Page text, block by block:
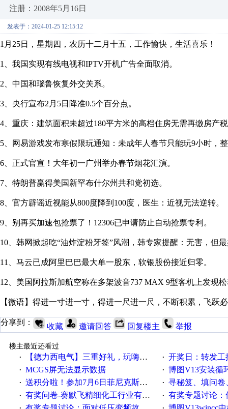
注册：2008年5月16日
发表于：2024-01-25 12:15:12
1月25日，星期四，农历十二月十五，工作愉快，生活喜乐！
1、我国实现有线电视和IPTV开机广告全面取消。
2、中国和瑙鲁恢复外交关系。
3、央行宣布2月5日降准0.5个百分点。
4、重庆：建筑面积未超过180平方米的高档住房无需再缴房产
5、网易游戏发布寒假限玩通知：未成年人春节只能玩9小时，
6、正式官宣！大年初一广州举办春节烟花汇演。
7、特朗普赢得美国新罕布什尔州共和党初选。
8、官方辟谣近视能从800度降到100度，医生：近视无法逆转。
9、别再买加速包抢票了！12306已申请防止自动抢票专利。
10、韩网掀起吃“油炸淀粉牙签”风潮，韩专家提醒：无害，但
11、马云已成阿里巴巴最大单一股东，软银股份接近归零。
12、美国阿拉斯加航空称在多架波音737 MAX 9型客机上发现
【微语】得进一寸进一寸，得进一尺进一尺，不断积累，飞
分享到： 收藏 邀请回答 回复楼主 举报
楼主最近还看过
·
【德力西电气】三重好礼，玩嗨夏日！ · 开奖日：转发工控速派
· MCGS屏无法显示数据 · 博图V13安装循环重启
· 送积分啦！参加7月6日菲尼克斯在线研讨会即得 · 寻秘笈、填问卷
· 有奖问卷-赛默飞精细化工行业有奖调查来袭！ · 有奖专题讨论：伺服选择